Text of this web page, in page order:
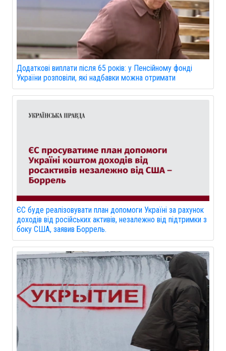
Додаткові виплати після 65 років: у Пенсійному фонді
України розповіли, які надбавки можна отримати
ЄС буде реалізовувати план допомоги Україні за рахунок
доходів від російських активів, незалежно від підтримки з
боку США, заявив Боррель.